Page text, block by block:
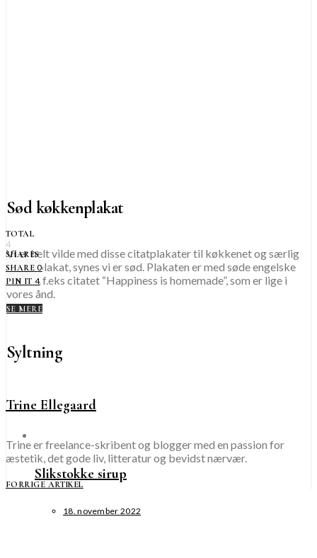
Sød køkkenplakat
Vi er helt vilde med disse citatplakater til køkkenet og særlig
denne plakat, synes vi er sød. Plakaten er med søde engelske
citater, f.eks citatet “Happiness is homemade”, som er lige i
vores ånd.
SE MERE
Syltning
Slikstokke sirup
18. november 2022
TOTAL
4
SHARES
SHARE 0
PIN IT 4
Trine Ellegaard
Trine er freelance-skribent og blogger med en passion for
æstetik, det gode liv, litteratur og bevidst nærvær.
FORRIGE ARTIKEL